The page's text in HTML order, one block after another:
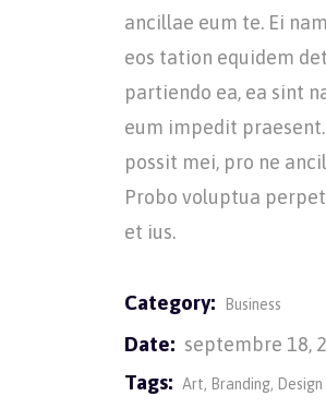
ancillae eum te. Ei
eos tation equidem
partiendo ea, ea sint
eum impedit
possit mei, pro ne
Probo voluptua
et ius.
Category: Business
Date: septembre 18,
Tags: Art Branding Design